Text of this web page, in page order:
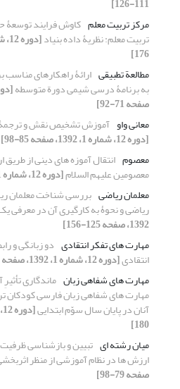
مرکز تربیت معلم کاوش فرایند توسعۀ
تربیت معلم: نظریۀ داده بنیاد
176]
مطالعة تطبیقی ارائۀ راهکارهای
به برنامۀ درسی شیمی دورة متوسطه
صفحه 71-92]
معانی واو آموزش تشخیص نقش و ترجمۀ
[دوره 12، شماره 1، 1392، صفحه 85-98]
معصوم انتقال آموزه های دینی از
معصومین علیهم السلام[دوره 12، شماره 1، 1392، صفحه 7-22]
معلمان ریاضی بررسی شناخت معلمان
ریاضی و نحوۀ به کارگیری آن در معرفی
1392، صفحه 125-156]
مهارت های تفکر انتقادی دو زبانگی و
انتقادی[دوره 12، شماره 1، 1392، صفحه 45-60]
مهارت های شفاهی زبان ماندگاری
مهارت های شفاهی زبان فارسی کودکان
آنان در پایان سال سوّم ابتدایی
180]
میان رشته ای تبیین و بازشناسی
ارزش ها در نظام آموزشی از منظر
صفحه 79-98]